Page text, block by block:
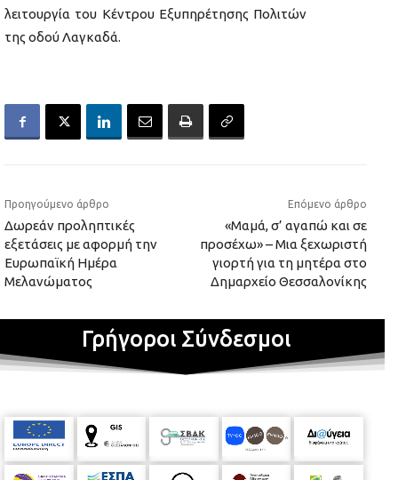
λειτουργία του Κέντρου Εξυπηρέτησης Πολιτών
της οδού Λαγκαδά.
Προηγούμενο άρθρο
Δωρεάν προληπτικές
εξετάσεις με αφορμή την
Ευρωπαϊκή Ημέρα
Μελανώματος
Επόμενο άρθρο
«Μαμά, σ’ αγαπώ και σε
προσέχω» – Μια ξεχωριστή
γιορτή για τη μητέρα στο
Δημαρχείο Θεσσαλονίκης
Γρήγοροι Σύνδεσμοι